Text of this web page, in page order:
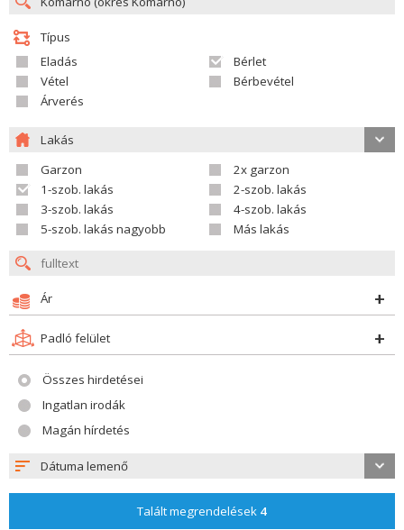
Típus
Eladás
Bérlet
Vétel
Bérbevétel
Árverés
Lakás
Garzon
2x garzon
1-szob. lakás
2-szob. lakás
3-szob. lakás
4-szob. lakás
5-szob. lakás nagyobb
Más lakás
Ár
Padló felület
Összes hirdetései
Ingatlan irodák
Magán hírdetés
Dátuma lemenő
Talált megrendelések 4